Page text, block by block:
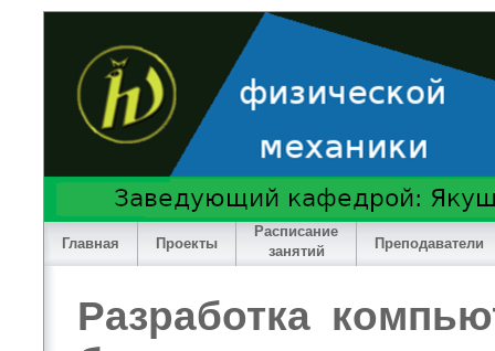
Главная Проекты
Расписание
занятий
Преподаватели
Разработка